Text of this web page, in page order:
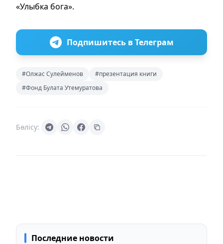
«Улыбка бога».
Подпишитесь в Телеграм
#Олжас Сулейменов
#презентация книги
#Фонд Булата Утемуратова
Бөлісу:
Последние новости